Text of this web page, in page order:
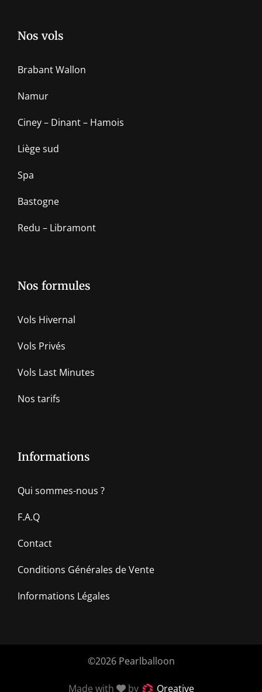
Nos vols
Brabant Wallon
Namur
Ciney – Dinant – Hamois
Liège sud
Spa
Bastogne
Redu – Libramont
Nos formules
Vols Hivernal
Vols Privés
Vols Last Minutes
Nos tarifs
Informations
Qui sommes-nous ?
F.A.Q
Contact
Conditions Générales de Vente
Informations Légales
©2026 Pearlballoon
Made with by Qreative